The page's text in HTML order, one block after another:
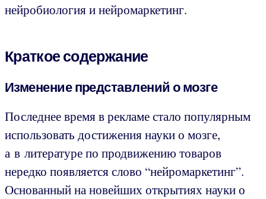
нейробиология и нейромаркетинг.
Краткое содержание
Изменение представлений о мозге
Последнее время в рекламе стало популярным
использовать достижения науки о мозге,
а в литературе по продвижению товаров
нередко появляется слово “нейромаркетинг”.
Основанный на новейших открытиях науки о